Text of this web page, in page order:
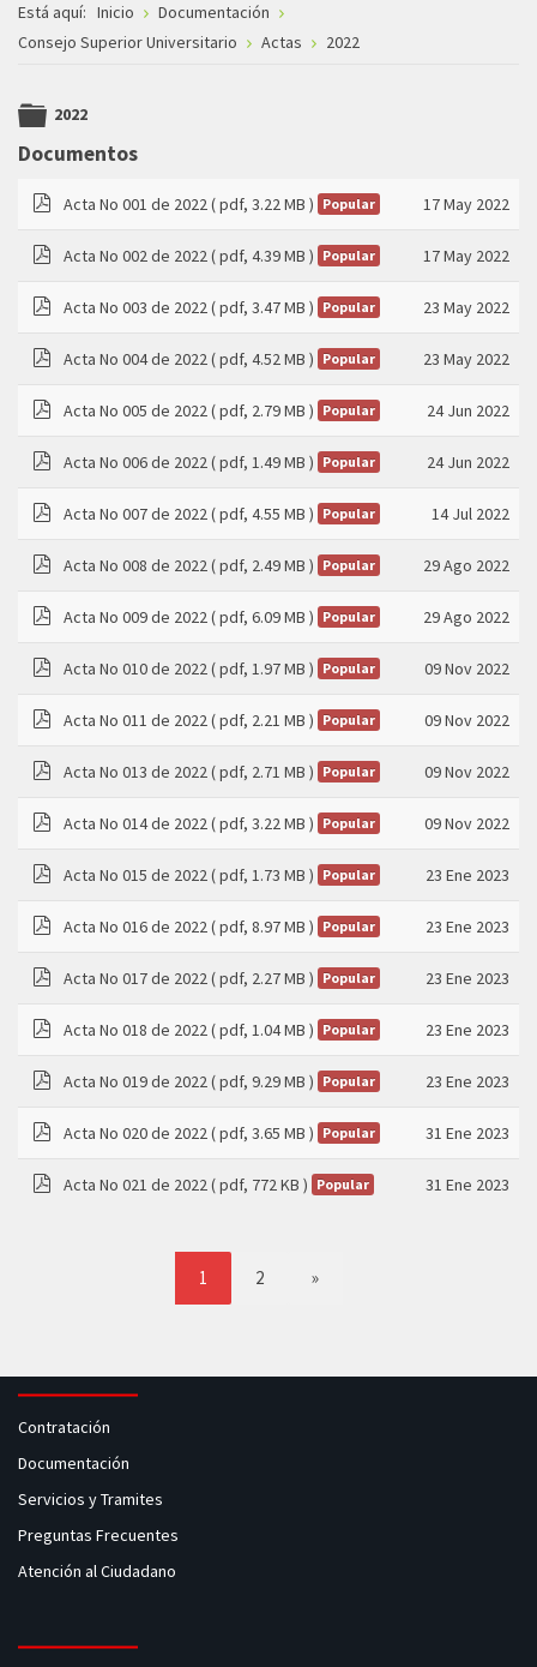
Está aquí: Inicio
Documentación
Consejo Superior Universitario
Actas 2022
folder
2022
Documentos
Acta No 001 de 2022( pdf, 3.22 MB ) Popular 17 May 2022
Acta No 002 de 2022( pdf, 4.39 MB ) Popular 17 May 2022
Acta No 003 de 2022( pdf, 3.47 MB ) Popular 23 May 2022
Acta No 004 de 2022( pdf, 4.52 MB ) Popular 23 May 2022
Acta No 005 de 2022( pdf, 2.79 MB ) Popular 24 Jun 2022
Acta No 006 de 2022( pdf, 1.49 MB ) Popular 24 Jun 2022
Acta No 007 de 2022( pdf, 4.55 MB ) Popular 14 Jul 2022
Acta No 008 de 2022( pdf, 2.49 MB ) Popular 29 Ago 2022
Acta No 009 de 2022( pdf, 6.09 MB ) Popular 29 Ago 2022
Acta No 010 de 2022( pdf, 1.97 MB ) Popular 09 Nov 2022
Acta No 011 de 2022( pdf, 2.21 MB ) Popular 09 Nov 2022
Acta No 013 de 2022( pdf, 2.71 MB ) Popular 09 Nov 2022
Acta No 014 de 2022( pdf, 3.22 MB ) Popular 09 Nov 2022
Acta No 015 de 2022( pdf, 1.73 MB ) Popular 23 Ene 2023
Acta No 016 de 2022( pdf, 8.97 MB ) Popular 23 Ene 2023
Acta No 017 de 2022( pdf, 2.27 MB ) Popular 23 Ene 2023
Acta No 018 de 2022( pdf, 1.04 MB ) Popular 23 Ene 2023
Acta No 019 de 2022( pdf, 9.29 MB ) Popular 23 Ene 2023
Acta No 020 de 2022( pdf, 3.65 MB ) Popular 31 Ene 2023
Acta No 021 de 2022( pdf, 772 KB ) Popular 31 Ene 2023
1 2 »
Contratación
Documentación
Servicios y Tramites
Preguntas Frecuentes
Atención al Ciudadano